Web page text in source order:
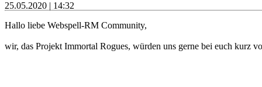
25.05.2020 | 14:32
Hallo liebe Webspell-RM Community,
wir, das Projekt Immortal Rogues, würden uns gerne bei euch kurz